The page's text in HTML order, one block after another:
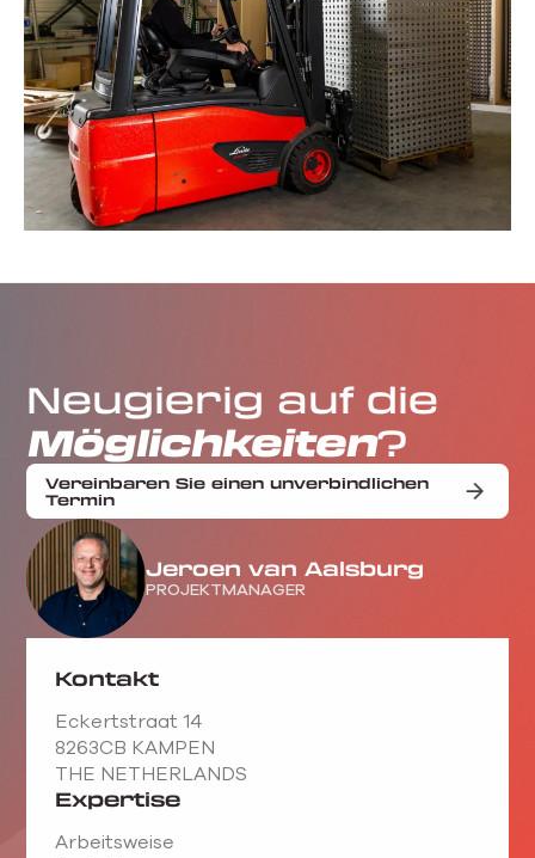
Neugierig auf die
Möglichkeiten?
Vereinbaren Sie einen unverbindlichen
Termin
Jeroen van Aalsburg
PROJEKTMANAGER
Kontakt
Eckertstraat 14
8263CB KAMPEN
THE NETHERLANDS
Expertise
Arbeitsweise